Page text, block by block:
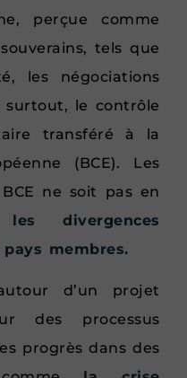
perçue comme
tels que
les négociations
le contrôle
transféré à la
(BCE). Les
ne soit pas en
les divergences
membres.
d’un projet
des processus
progrès dans des